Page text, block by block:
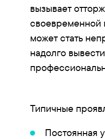
вызывает
своевременной
может стать
надолго
Типичные
Постоянная